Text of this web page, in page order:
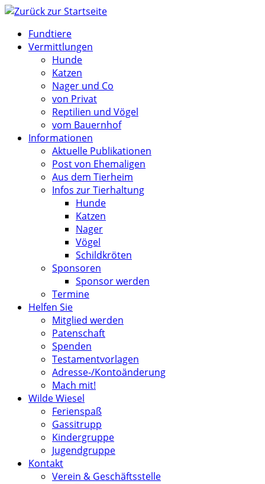
Zum
springenFundtiere
Vermittlungen
Hunde
Katzen
Nager und Co
von Privat
Reptilien und Vögel
vom Bauernhof
Informationen
Aktuelle Publikationen
Post von Ehemaligen
Aus dem Tierheim
Infos zur Tierhaltung
Hunde
Katzen
Nager
Vögel
Schildkröten
Sponsoren
Sponsor werden
Termine
Helfen Sie
Mitglied werden
Patenschaft
Spenden
Testamentvorlagen
Adresse-/Kontoänderung
Mach mit!
Wilde Wiesel
Ferienspaß
Gassitrupp
Kindergruppe
Jugendgruppe
Kontakt
Verein & Geschäftsstelle